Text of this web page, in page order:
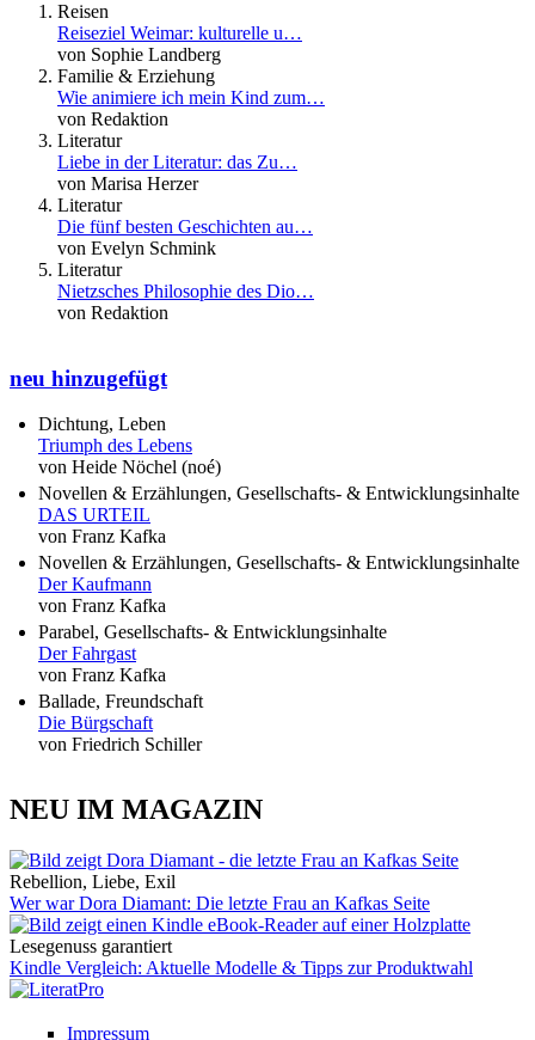
Reisen
Reiseziel Weimar: kulturelle u…
von Sophie Landberg
Familie & Erziehung
Wie animiere ich mein Kind zum…
von Redaktion
Literatur
Liebe in der Literatur: das Zu…
von Marisa Herzer
Literatur
Die fünf besten Geschichten au…
von Evelyn Schmink
Literatur
Nietzsches Philosophie des Dio…
von Redaktion
neu hinzugefügt
Dichtung, Leben
Triumph des Lebens
von Heide Nöchel (noé)
Novellen & Erzählungen, Gesellschafts- & Entwicklungsinhalte
DAS URTEIL
von Franz Kafka
Novellen & Erzählungen, Gesellschafts- & Entwicklungsinhalte
Der Kaufmann
von Franz Kafka
Parabel, Gesellschafts- & Entwicklungsinhalte
Der Fahrgast
von Franz Kafka
Ballade, Freundschaft
Die Bürgschaft
von Friedrich Schiller
NEU IM MAGAZIN
Rebellion, Liebe, Exil
Wer war Dora Diamant: Die letzte Frau an Kafkas Seite
Lesegenuss garantiert
Kindle Vergleich: Aktuelle Modelle & Tipps zur Produktwahl
Impressum